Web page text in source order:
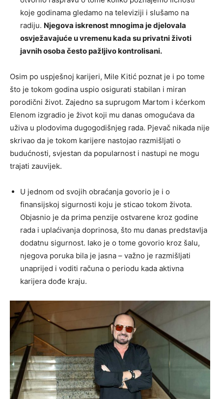
koje godinama gledamo na televiziji i slušamo na
radiju. Njegova iskrenost mnogima je djelovala
osvježavajuće u vremenu kada su privatni životi
javnih osoba često pažljivo kontrolisani.
Osim po uspješnoj karijeri, Mile Kitić poznat je i po tome
što je tokom godina uspio osigurati stabilan i miran
porodični život. Zajedno sa suprugom Martom i kćerkom
Elenom izgradio je život koji mu danas omogućava da
uživa u plodovima dugogodišnjeg rada. Pjevač nikada nije
skrivao da je tokom karijere nastojao razmišljati o
budućnosti, svjestan da popularnost i nastupi ne mogu
trajati zauvijek.
U jednom od svojih obraćanja govorio je i o
finansijskoj sigurnosti koju je sticao tokom života.
Objasnio je da prima penzije ostvarene kroz godine
rada i uplaćivanja doprinosa, što mu danas predstavlja
dodatnu sigurnost. Iako je o tome govorio kroz šalu,
njegova poruka bila je jasna – važno je razmišljati
unaprijed i voditi računa o periodu kada aktivna
karijera dođe kraju.